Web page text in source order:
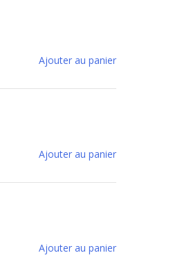
Ajouter au panier
Ajouter au panier
Ajouter au panier